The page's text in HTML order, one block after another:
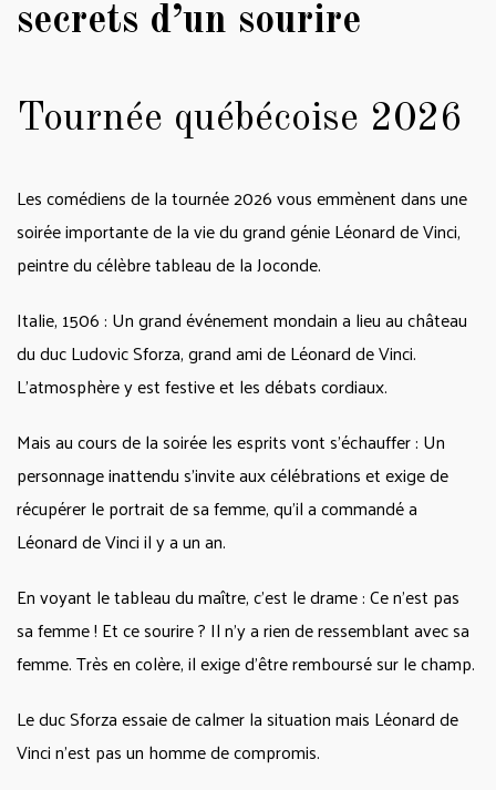
secrets d’un sourire
Tournée québécoise 2026
Les comédiens de la tournée 2026 vous emmènent dans une
soirée importante de la vie du grand génie Léonard de Vinci,
peintre du célèbre tableau de la Joconde.
Italie, 1506 : Un grand événement mondain a lieu au château
du duc Ludovic Sforza, grand ami de Léonard de Vinci.
L’atmosphère y est festive et les débats cordiaux.
Mais au cours de la soirée les esprits vont s’échauffer : Un
personnage inattendu s’invite aux célébrations et exige de
récupérer le portrait de sa femme, qu’il a commandé a
Léonard de Vinci il y a un an.
En voyant le tableau du maître, c’est le drame : Ce n’est pas
sa femme ! Et ce sourire ? Il n’y a rien de ressemblant avec sa
femme. Très en colère, il exige d’être remboursé sur le champ.
Le duc Sforza essaie de calmer la situation mais Léonard de
Vinci n’est pas un homme de compromis.